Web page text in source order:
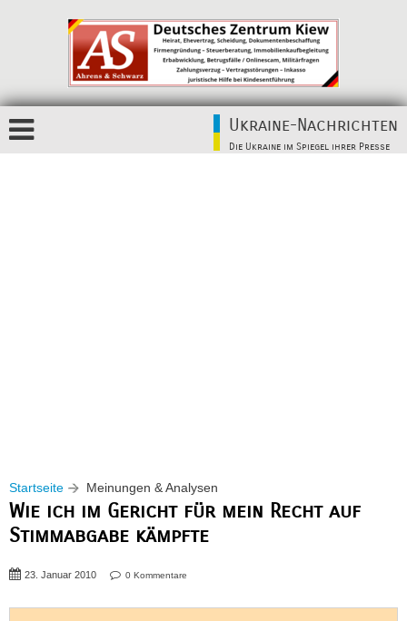
Ukraine-Nachrichten
Die Ukraine im Spiegel ihrer Presse
Startseite Meinungen & Analysen
Wie ich im Gericht für mein Recht auf
Stimmabgabe kämpfte
23. Januar 2010 0 Kommentare